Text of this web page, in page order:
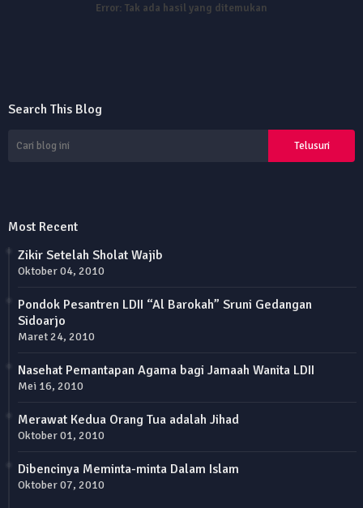
Error: Tak ada hasil yang ditemukan
Search This Blog
Most Recent
Zikir Setelah Sholat Wajib
Oktober 04, 2010
Pondok Pesantren LDII “Al Barokah” Sruni Gedangan
Sidoarjo
Maret 24, 2010
Nasehat Pemantapan Agama bagi Jamaah Wanita LDII
Mei 16, 2010
Merawat Kedua Orang Tua adalah Jihad
Oktober 01, 2010
Dibencinya Meminta-minta Dalam Islam
Oktober 07, 2010